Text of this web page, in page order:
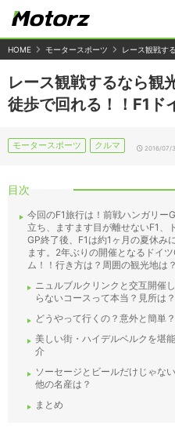
HOME モータースポーツ レース観戦す
レース観戦するなら観
徒歩で回れる！！F1ド
モータースポーツ クルマ 2016/07/
目次
今回のF1旅行は！前戦ハンガリー
立ち、ますます目が離せないF1、
GP終了後、F1は約1ヶ月の夏休み
ます。2年ぶりの開催となるドイ
ム！！行き方は？周囲の観光地は
ニュルブルクリンクと交互開催
らないコースって本当？見所は？
どうやって行くの？意外と簡単
美しい街・ハイデルベルクを堪
介
ソーセージとビールだけじゃな
他の名産は？
まとめ